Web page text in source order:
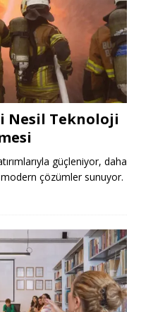
Nesil Teknoloji
güçleniyor, daha
modern çözümler sunuyor.